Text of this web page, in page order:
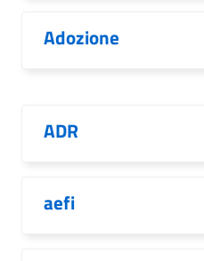
Adozione
ADR
aefi